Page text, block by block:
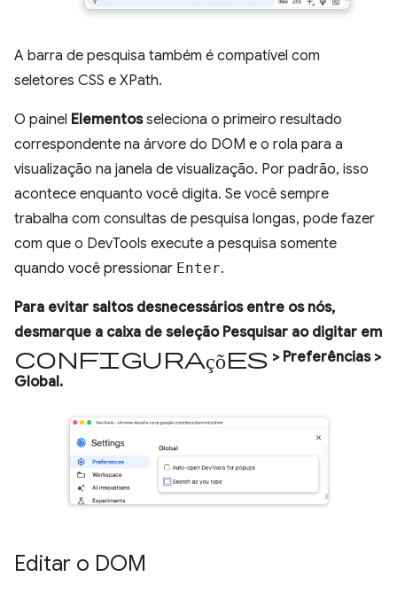
A barra de pesquisa também é compatível com
seletores CSS e XPath.
O painel Elementosseleciona o primeiro resultado
correspondente na árvore do DOM e o rola para a
visualização na janela de visualização. Por padrão, isso
acontece enquanto você digita. Se você sempre
trabalha com consultas de pesquisa longas, pode fazer
com que o DevTools execute a pesquisa somente
quando você pressionar Enter.
Para evitar saltos desnecessários entre os nós,
desmarque a caixa de seleção Pesquisar ao digitar em
Configurações > Preferências>
Global.
Editar o DOM